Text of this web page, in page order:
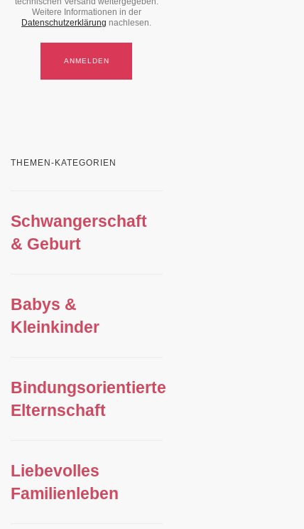
Weitere Informationen in der
Datenschutzerklärung nachlesen.
THEMEN-KATEGORIEN
Schwangerschaft
& Geburt
Babys &
Kleinkinder
Bindungsorientierte
Elternschaft
Liebevolles
Familienleben